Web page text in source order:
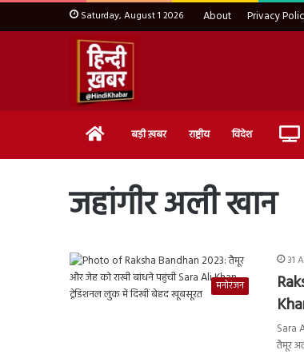
Saturday, August 1 2026 About Privacy
Home बड़ी ख़बर राष्ट्रीय विदेश
जहांगीर अली खान
मनोरंजन
31
Sara
तैमूर